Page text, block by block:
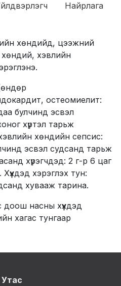
Найрлага
хөндийд, цээжний
хөндий, хэвлийн
остеомиелит:
булчинд эсвэл
хүртэл тарьж
хөндийн сепсис:
эсвэл судсанд тарьж
хүрэгчдэд: 2 г-р 6 цаг
хэрэглэх тун:
хувааж тарина.
доош насны хүүхдэд
хагас тунгаар
Утас